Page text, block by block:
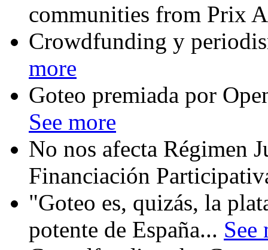
communities from Prix
Crowdfunding y
more
Goteo premiada por
See more
No nos afecta Régimen
Financiación
"Goteo es, quizás, la
potente de España... See